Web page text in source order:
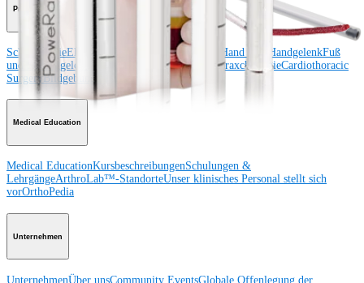
Produkt
Schulter KnieEllenbogen Schulterendoprothetik Hand und HandgelenkFuß
und Sprunggelenk
OrthobiologieHerz-ThoraxchirurgieCardiothoracic
SurgeryBildgebung & Resektion
Medical Education
Medical EducationKursbeschreibungenSchulungen &
LehrgängeArthroLab™-StandorteUnser klinisches Personal stellt sich
vorOrthoPedia
Unternehmen
UnternehmenÜber unsCommunity EventsGlobale Offenlegung der